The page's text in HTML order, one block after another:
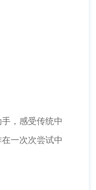
，感受传统中
一次次尝试中